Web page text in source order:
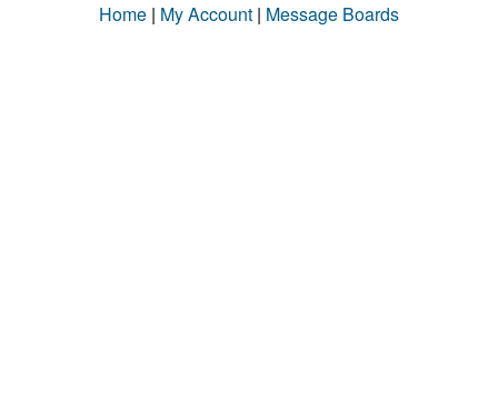
Home | My Account | Message Boards